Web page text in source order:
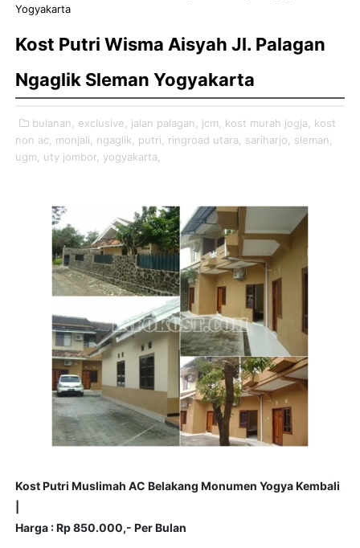
Yogyakarta
Kost Putri Wisma Aisyah Jl. Palagan
Ngaglik Sleman Yogyakarta
bulanan, exclusive, jalan palagan, jcm, kost murah jogja,
kost
non ac, monjali, ngaglik, putri, ringroad utara, sariharjo,
sleman,
ugm,
uty jombor, yogyakarta,
Kost Putri Muslimah AC Belakang Monumen Yogya Kembali
Harga : Rp 850.000,- Per Bulan